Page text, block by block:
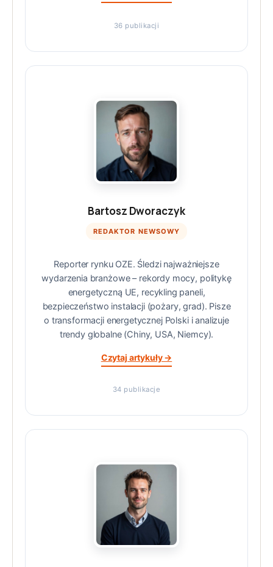
36 publikacji
Bartosz Dworaczyk
REDAKTOR NEWSOWY
Reporter rynku OZE. Śledzi najważniejsze
wydarzenia branżowe – rekordy mocy, politykę
energetyczną UE, recykling paneli,
bezpieczeństwo instalacji (pożary, grad). Pisze
o transformacji energetycznej Polski i analizuje
trendy globalne (Chiny, USA, Niemcy).
Czytaj artykuły →
34 publikacje